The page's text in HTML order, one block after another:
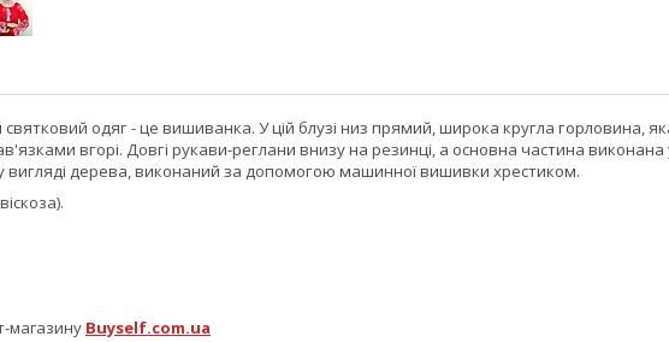
одяг - це вишиванка. У цій блузі низ прямий, широка кругла горловина,
вгорі. Довгі рукави-реглани внизу на резинці, а основна частина виконана
дерева, виконаний за допомогою машинної вишивки хрестиком.
магазину Buyself.com.ua